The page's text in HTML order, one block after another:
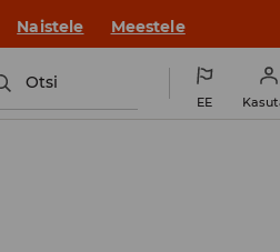
Naistele Meestele
Otsi
EE